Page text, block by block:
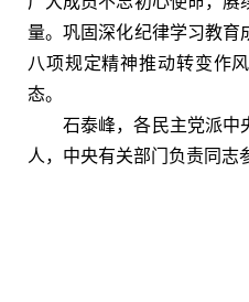
量。巩固深化纪律学习教育
八项规定精神推动转变作
态。
石泰峰，各民主党派中
人，中央有关部门负责同志